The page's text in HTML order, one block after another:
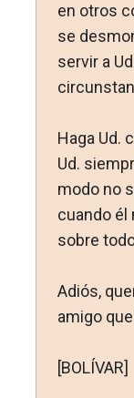
en otros
se
servir a
Haga Ud.
Ud.
modo no
cuando él
sobre
Adiós,
amigo
[BOLÍVAR]